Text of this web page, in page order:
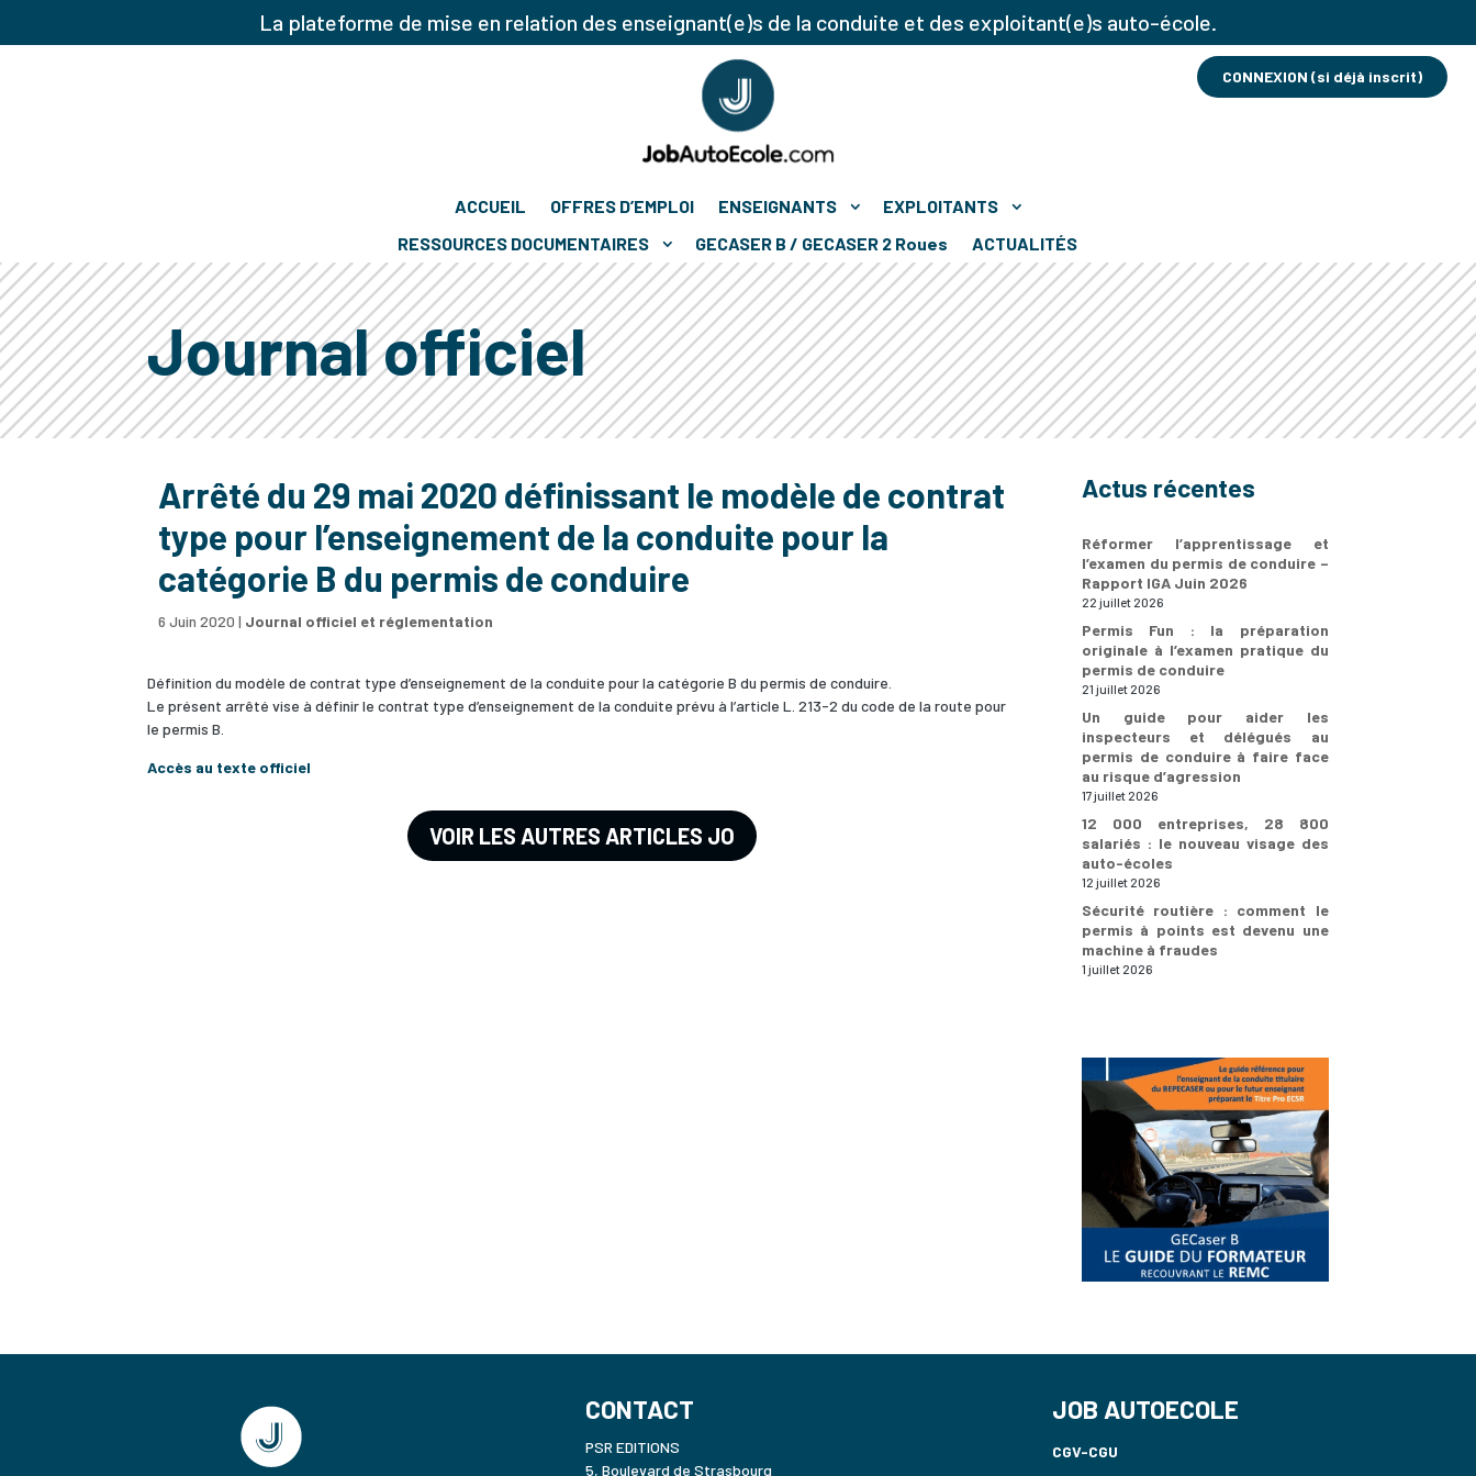
La plateforme de mise en relation des enseignant(e)s de la conduite et des exploitant(e)s auto-école.
ACCUEIL OFFRES D’EMPLOI ENSEIGNANTS
EXPLOITANTS
RESSOURCES DOCUMENTAIRES
GECASER B / GECASER 2 Roues ACTUALITÉS
CONNEXION (si déjà inscrit)
Journal officiel
Arrêté du 29 mai 2020 définissant le modèle de contrat
type pour l’enseignement de la conduite pour la
catégorie B du permis de conduire
6 Juin 2020 | Journal officiel et réglementation
Définition du modèle de contrat type d’enseignement de la conduite pour la catégorie B du permis de conduire.
Le présent arrêté vise à définir le contrat type d’enseignement de la conduite prévu à l’article L. 213-2 du code de la route pour
le permis B.
Accès au texte officiel
VOIR LES AUTRES ARTICLES JO
Actus récentes
Réformer l’apprentissage et
l’examen du permis de conduire –
Rapport IGA Juin 2026
22 juillet 2026
Permis Fun : la préparation
originale à l’examen pratique du
permis de conduire
21 juillet 2026
Un guide pour aider les
inspecteurs et délégués au
permis de conduire à faire face
au risque d’agression
17 juillet 2026
12 000 entreprises, 28 800
salariés : le nouveau visage des
auto-écoles
12 juillet 2026
Sécurité routière : comment le
permis à points est devenu une
machine à fraudes
1 juillet 2026
CONTACT
PSR EDITIONS
5, Boulevard de Strasbourg
JOB AUTOECOLE
CGV-CGU